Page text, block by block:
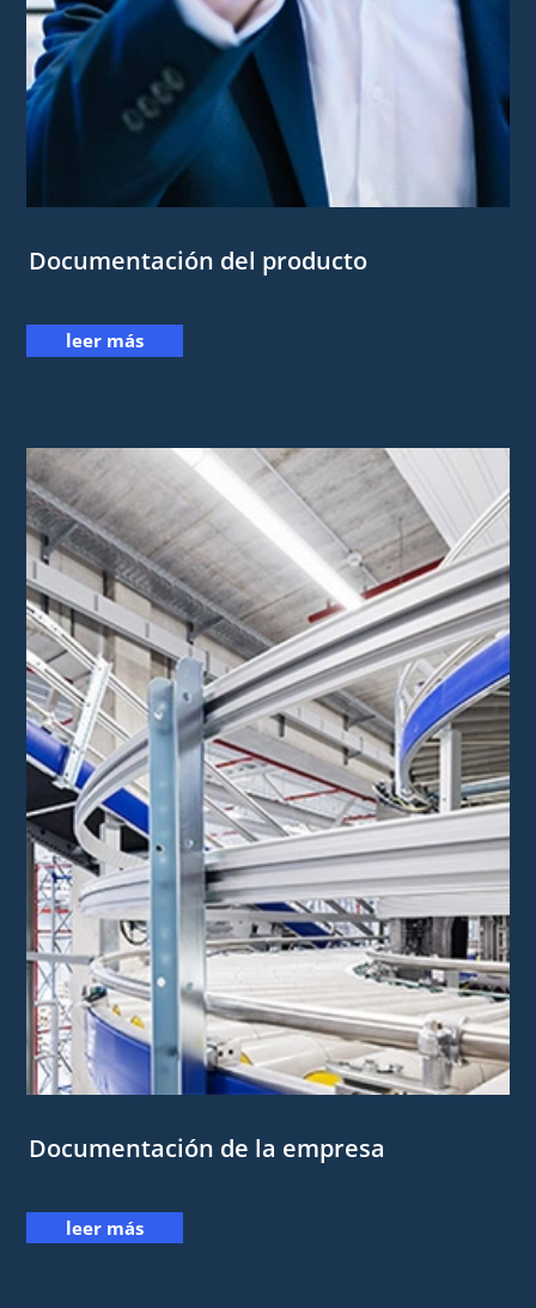
Documentación del producto
leer más
Documentación de la empresa
leer más